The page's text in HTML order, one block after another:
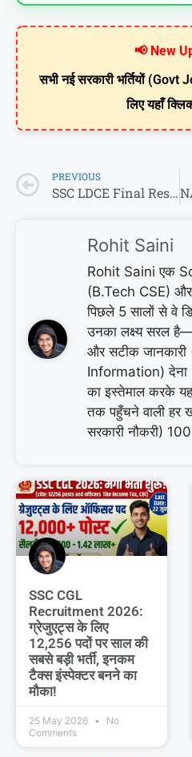
📢 New
सभी नई सरकारी भर्तियों
लिए यहाँ
PREVIOUS
SSC LDCE Final Result 2026: 11 वैकेंसी, 0 सेलेक्शन! देखें MEA का चौंकाने वाला रिजल्ट
Rohit Saini
Rohit Saini एक
(B.Tech CSE)
पिछले 5 सालों से वे
उनका लक्ष्य सरल
और सटीक
Information)
का इस्तेमाल करके
तक पहुँचने वाली हर
सरकारी नौकरी)
SSC CGL
Recruitment 2026:
ग्रेजुएट्स के लिए
12,256 पदों पर साल की
सबसे बड़ी भर्ती, इनकम
टैक्स इंस्पेक्टर बनने का
मौका!
25 May 2026
No
Comments